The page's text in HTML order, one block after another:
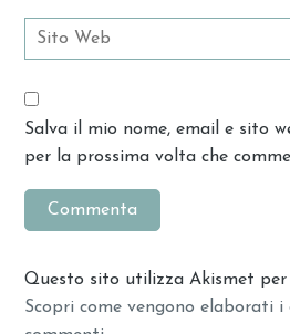
Salva il mio nome, email e sito
per la prossima volta che
Questo sito utilizza Akismet per
Scopri come vengono elaborati